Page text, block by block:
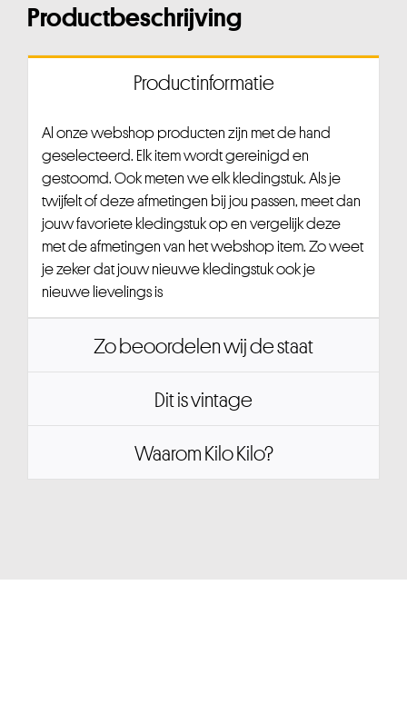
Productbeschrijving
Productinformatie
Al onze webshop producten zijn met de hand
geselecteerd. Elk item wordt gereinigd en
gestoomd. Ook meten we elk kledingstuk. Als je
twijfelt of deze afmetingen bij jou passen, meet dan
jouw favoriete kledingstuk op en vergelijk deze
met de afmetingen van het webshop item. Zo weet
je zeker dat jouw nieuwe kledingstuk ook je
nieuwe lievelings is
Zo beoordelen wij de staat
Dit is vintage
Waarom Kilo Kilo?